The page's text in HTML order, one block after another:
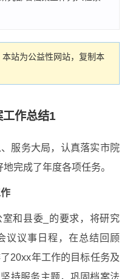
站为公益性网站，复制本
作总结1
服务大局，认真落实市院
完成了年度各项任务。
和县委_的要求，将研究
议议事日程，在总结回顾
20xx年工作的目标任务及
持服务主题，巩固档案法